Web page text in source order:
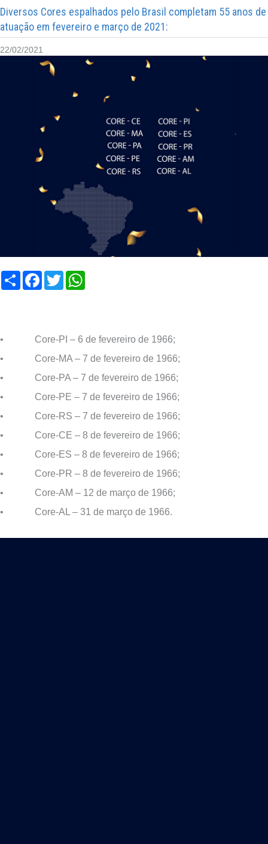
Diversos Cores espalhados pelo Brasil completam 55 anos de
atuação em fevereiro e março de 2021:
22/02/2021
Compartilhar
Facebook
Twitter
• Core-PI – 6 de fevereiro de 1966;
• Core-MA – 7 de fevereiro de 1966;
• Core-PA – 7 de fevereiro de 1966;
• Core-PE – 7 de fevereiro de 1966;
• Core-RS – 7 de fevereiro de 1966;
• Core-CE – 8 de fevereiro de 1966;
• Core-ES – 8 de fevereiro de 1966;
• Core-PR – 8 de fevereiro de 1966;
• Core-AM – 12 de março de 1966;
• Core-AL – 31 de março de 1966.